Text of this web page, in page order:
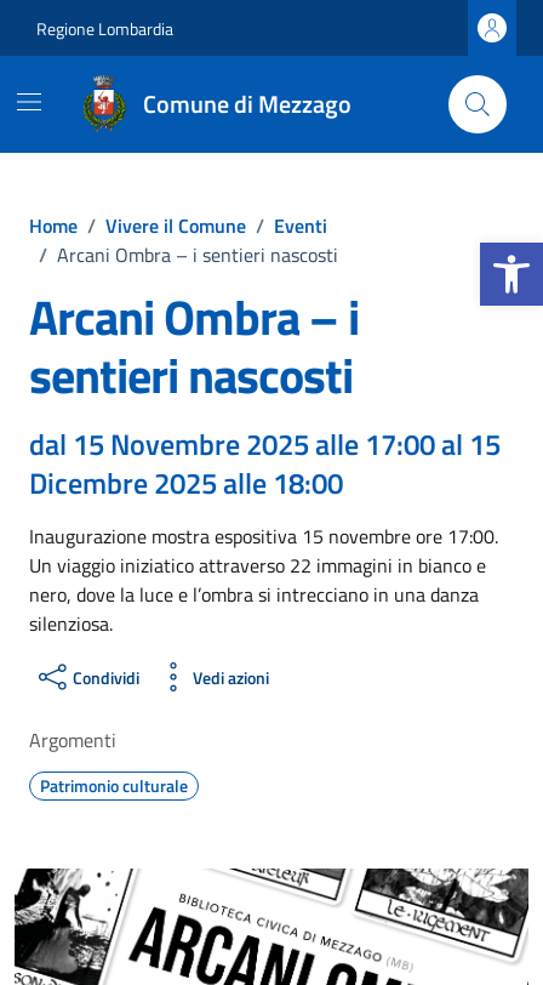
Apri la
Regione Lombardia
Comune di Mezzago
Home / Vivere il Comune / Eventi
/ Arcani Ombra – i sentieri nascosti
Arcani Ombra – i
sentieri nascosti
dal 15 Novembre 2025 alle 17:00 al 15
Dicembre 2025 alle 18:00
Inaugurazione mostra espositiva 15 novembre ore 17:00.
Un viaggio iniziatico attraverso 22 immagini in bianco e
nero, dove la luce e l’ombra si intrecciano in una danza
silenziosa.
Condividi Vedi azioni
Argomenti
Patrimonio culturale